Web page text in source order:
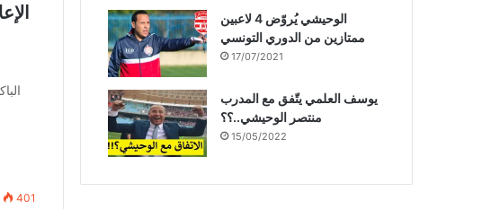
401
الوحيشي يُروّض 4 لاعبين
ممتازين من الدوري التونسي
17/07/2021
يوسف العلمي يتّفق مع المدرب
منتصر الوحيشي..؟؟
15/05/2022